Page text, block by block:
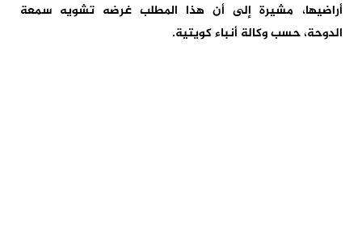
أراضيها، مشيرة إلى أن هذا المطلب غرضه تشويه سمعة
الدوحة، حسب وكالة أنباء كويتية.